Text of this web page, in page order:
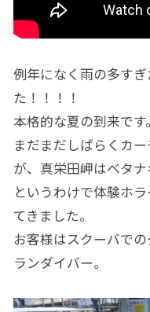
例年になく雨の多す
た！！！！
本格的な夏の到来です。
まだまだしばらくカ
が、真栄田岬はベタナ
というわけで体験ホ
てきました。
お客様はスクーバで
ランダイバー。